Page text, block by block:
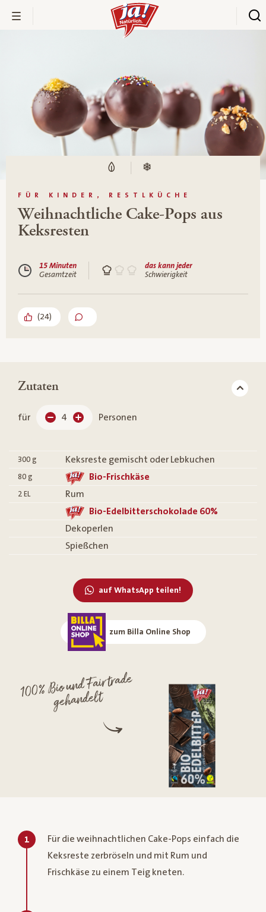
FÜR KINDER, RESTLKÜCHE
Weihnachtliche Cake-Pops aus
Keksresten
15 Minuten
Gesamtzeit
das kann jeder
Schwierigkeit
(24)
Zutaten
für 4 Personen
300 g Keksreste gemischt oder Lebkuchen
80 g Bio-Frischkäse
2 EL
Rum
Bio-Edelbitterschokolade 60%
Dekoperlen
Spießchen
auf WhatsApp teilen!
zum Billa Online Shop
100% Bio und Fairtrade
gehandelt
1
Für die weihnachtlichen Cake-Pops einfach die
Keksreste zerbröseln und mit Rum und
Frischkäse zu einem Teig kneten.